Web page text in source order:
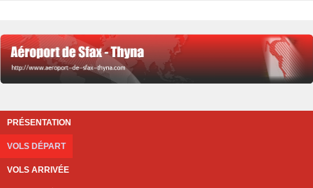
PRÉSENTATION
VOLS DÉPART
VOLS ARRIVÉE